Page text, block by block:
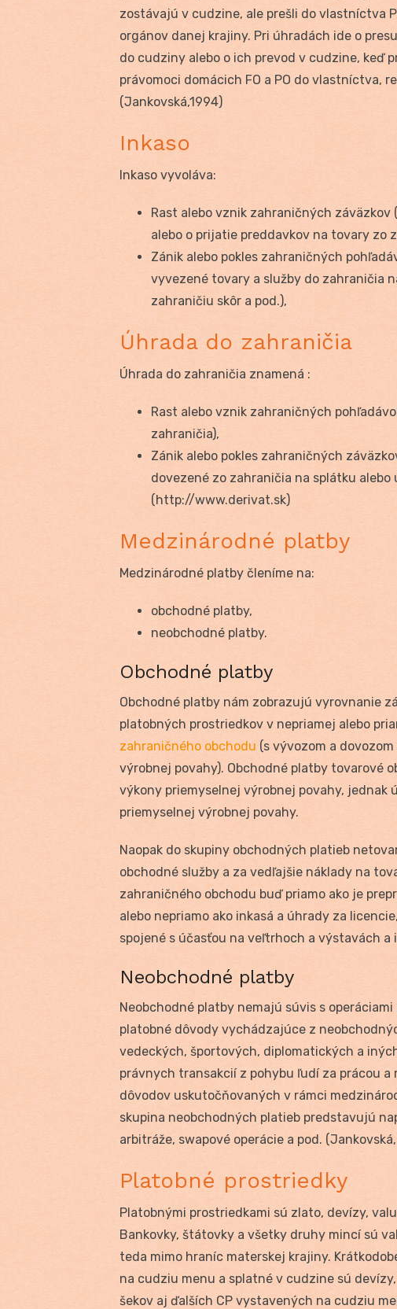
zostávajú v cudzine, ale prešli do vlastníctva
orgánov danej krajiny. Pri úhradách ide o
do cudziny alebo o ich prevod v cudzine, keď
právomoci domácich FO a PO do vlastníctva,
(Jankovská,1994)
Inkaso
Inkaso vyvoláva:
Rast alebo vznik zahraničných
alebo o prijatie preddavkov na tovary zo
Zánik alebo pokles zahraničných
vyvezené tovary a služby do zahraničia
zahraničiu skôr a pod.),
Úhrada do zahraničia
Úhrada do zahraničia znamená :
Rast alebo vznik zahraničných
zahraničia),
Zánik alebo pokles zahraničných
dovezené zo zahraničia na splátku
(http://www.derivat.sk)
Medzinárodné platby
Medzinárodné platby členíme na:
obchodné platby,
neobchodné platby.
Obchodné platby
Obchodné platby nám zobrazujú vyrovnanie
platobných prostriedkov v nepriamej alebo
zahraničného obchodu (s vývozom a
výrobnej povahy). Obchodné platby tovarové
výkony priemyselnej výrobnej povahy, jednak
priemyselnej výrobnej povahy.
Naopak do skupiny obchodných platieb
obchodné služby a za vedľajšie náklady na
zahraničného obchodu buď priamo ako je
alebo nepriamo ako inkasá a úhrady za
spojené s účasťou na veľtrhoch a výstavách a
Neobchodné platby
Neobchodné platby nemajú súvis s
platobné dôvody vychádzajúce z
vedeckých, športových, diplomatických a
právnych transakcií z pohybu ľudí za prácou
dôvodov uskutočňovaných v rámci
skupina neobchodných platieb predstavujú
arbitráže, swapové operácie a pod.
Platobné prostriedky
Platobnými prostriedkami sú zlato, devízy,
Bankovky, štátovky a všetky druhy mincí sú
teda mimo hraníc materskej krajiny.
na cudziu menu a splatné v cudzine sú
šekov aj ďalších CP vystavených na cudziu